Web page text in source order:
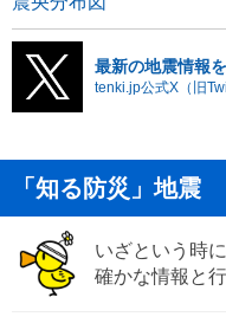
最新の地震情報
tenki.jp公式X（旧
「知る防災」地震
いざという時
確かな情報と